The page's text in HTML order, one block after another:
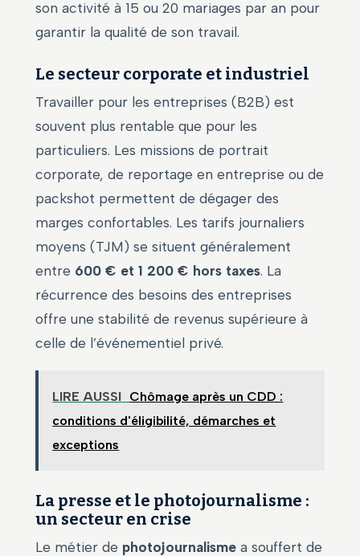
son activité à 15 ou 20 mariages par an pour
garantir la qualité de son travail.
Le secteur corporate et industriel
Travailler pour les entreprises (B2B) est
souvent plus rentable que pour les
particuliers. Les missions de portrait
corporate, de reportage en entreprise ou de
packshot permettent de dégager des
marges confortables. Les tarifs journaliers
moyens (TJM) se situent généralement
entre 600 € et 1 200 € hors taxes. La
récurrence des besoins des entreprises
offre une stabilité de revenus supérieure à
celle de l’événementiel privé.
LIRE AUSSI Chômage après un CDD :
conditions d'éligibilité, démarches et
exceptions
La presse et le photojournalisme :
un secteur en crise
Le métier de photojournalisme a souffert de